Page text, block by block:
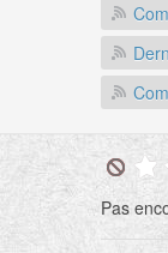
Pas